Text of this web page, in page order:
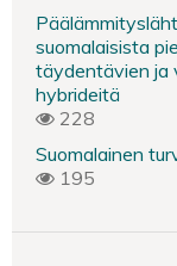
suomalaisista
täydentävien ja
hybrideitä
228
Suomalainen
195